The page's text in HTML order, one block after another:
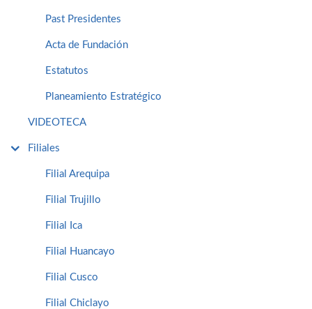
Past Presidentes
Acta de Fundación
Estatutos
Planeamiento Estratégico
VIDEOTECA
Filiales
Filial Arequipa
Filial Trujillo
Filial Ica
Filial Huancayo
Filial Cusco
Filial Chiclayo